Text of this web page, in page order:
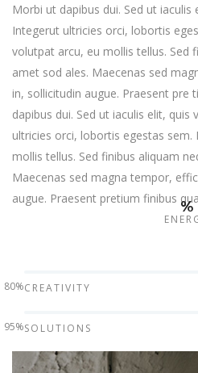
Morbi ut dapibus dui. Sed ut iaculis
Integerut ultricies orci, lobortis
volutpat arcu, eu mollis tellus. Sed
amet sod ales. Maecenas sed
in, sollicitudin augue. Praesent pre
dapibus dui. Sed ut iaculis elit, quis
ultricies orci, lobortis egestas
mollis tellus. Sed finibus aliquam
Maecenas sed magna tempor,
augue. Praesent pretium finibus %
80%CREATIVITY
95%SOLUTIONS